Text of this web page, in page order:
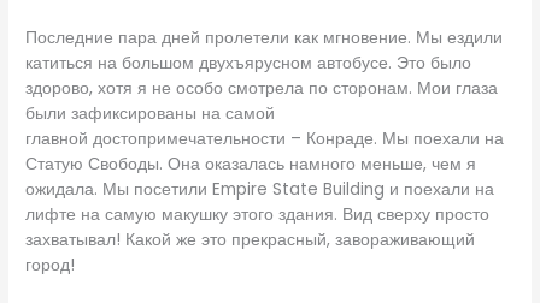
Последние пара дней пролетели как мгновение. Мы ездили
катиться на большом двухъярусном автобусе. Это было
здорово, хотя я не особо смотрела по сторонам. Мои глаза
были зафиксированы на самой
главной достопримечательности – Конраде. Мы поехали на
Статую Свободы. Она оказалась намного меньше, чем я
ожидала. Мы посетили Empire State Building и поехали на
лифте на самую макушку этого здания. Вид сверху просто
захватывал! Какой же это прекрасный, завораживающий
город!